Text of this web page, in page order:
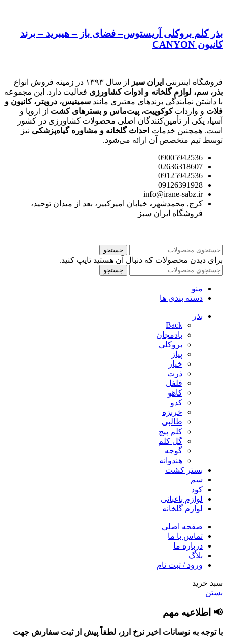
بذر کلم بروکلی آریستوس– فضای باز – هیبرید – برند
کانیون CANYON
فروشگاه اینترنتی ایران سبز
از سال ۱۳۹۳ در زمینه فروش انواع
بذر، سم، لوازم گلخانه و ادوات کشاورزی فعالیت دارد. این مجموعه
با داشتن نمایندگی برندهای معتبری مانند سمینیس، درویتر، کانیون و
فلات و وارداتکوکوپیت، پیت‌ماس و بسترهای کشت از اروپا و
آسیا، یکی از تأمین‌کنندگان اصلی محصولات کشاورزی در کشور
است. همچنین خدمات احداث گلخانه و مشاوره گیاه‌پزشکی نیز
توسط تیم متخصص آن ارائه می‌شود.
09005942536
02636318607
09125942536
09126391928
info@irane-sabz.ir
کرج, محمدشهر، خیابان امیرکبیر، بعد از میدان توحید،
فروشگاه ایران سبز
جستجو
برای دیدن محصولات که دنبال آن هستید تایپ کنید.
جستجو
منو
دسته بندی ها
بذر
Back
بادمجان
بروکلی
پیاز
خیار
ذرت
فلفل
کاهو
کدو
خربزه
طالبی
کلم پیچ
گل کلم
گوجه
هندوانه
بستر کشت
سم
کود
لوازم باغبانی
لوازم گلخانه
صفحه اصلی
تماس با ما
درباره ما
بلاگ
ورود / ثبت نام
سبد خرید
بستن
📢 اطلاعیه مهم
با توجه به نوسانات اخیر نرخ ارز، لطفاً پیش از ثبت سفارش جهت